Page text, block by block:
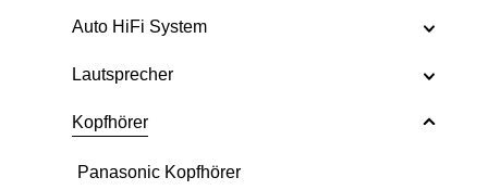
Auto HiFi System
Lautsprecher
Kopfhörer
Panasonic Kopfhörer